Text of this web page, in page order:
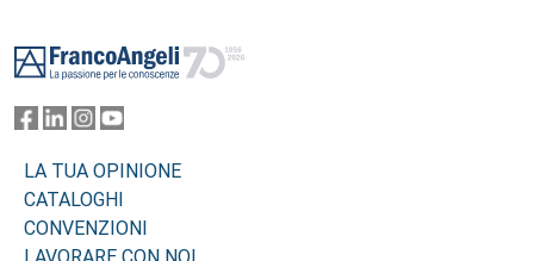
LA TUA OPINIONE
CATALOGHI
CONVENZIONI